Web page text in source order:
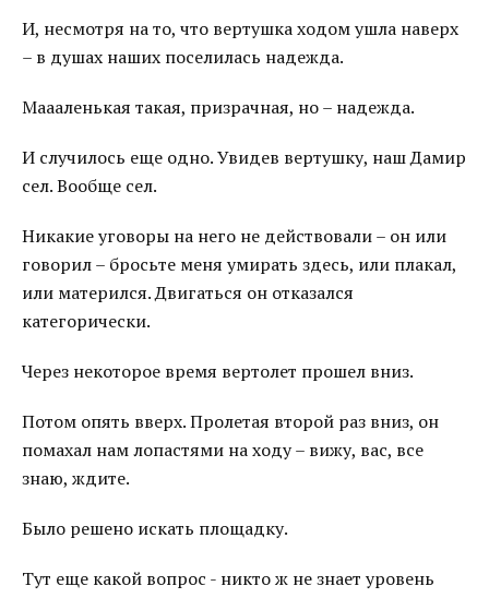
И, несмотря на то, что вертушка ходом ушла наверх
– в душах наших поселилась надежда.
Маааленькая такая, призрачная, но – надежда.
И случилось еще одно. Увидев вертушку, наш Дамир
сел. Вообще сел.
Никакие уговоры на него не действовали – он или
говорил – бросьте меня умирать здесь, или плакал,
или матерился. Двигаться он отказался
категорически.
Через некоторое время вертолет прошел вниз.
Потом опять вверх. Пролетая второй раз вниз, он
помахал нам лопастями на ходу – вижу, вас, все
знаю, ждите.
Было решено искать площадку.
Тут еще какой вопрос - никто ж не знает уровень